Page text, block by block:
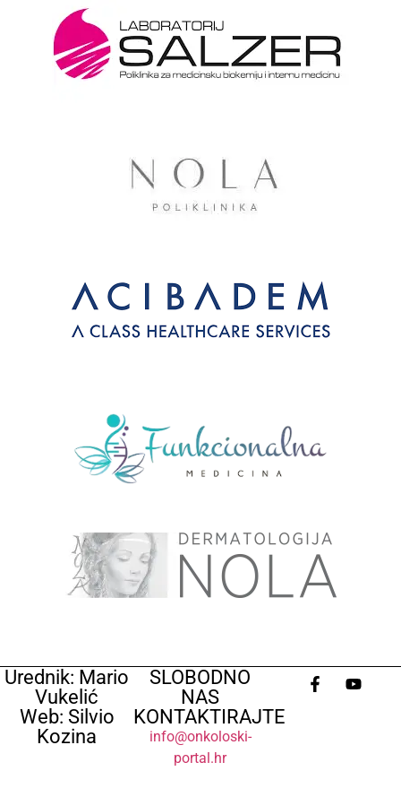
Urednik: Mario
Vukelić
Web: Silvio
Kozina
SLOBODNO
NAS
KONTAKTIRAJTE
info@onkoloski-
portal.hr